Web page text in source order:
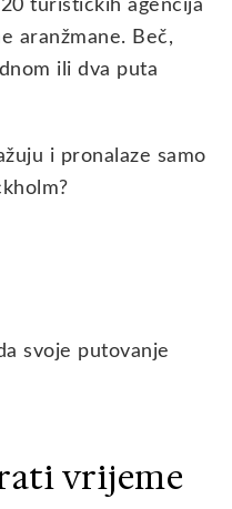
turističkih agencija
aranžmane. Beč,
ili dva puta
i pronalaze samo
svoje putovanje
vrijeme